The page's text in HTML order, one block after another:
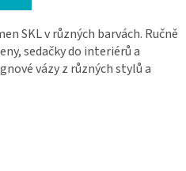
SKL v různých barvách. Ručně
sedačky do interiérů a
vázy z různých stylů a